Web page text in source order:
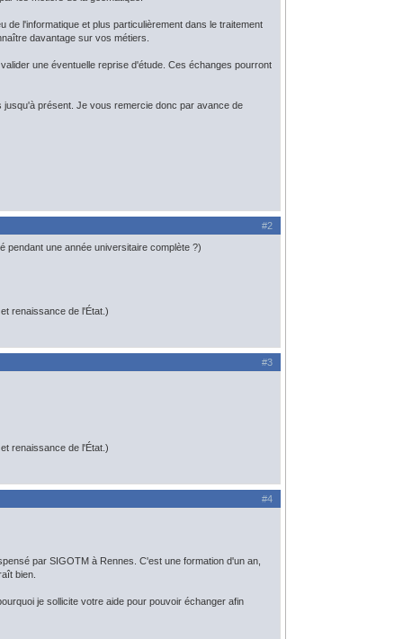
de l'informatique et plus particulièrement dans le traitement
davantage sur vos métiers.
une éventuelle reprise d'étude. Ces échanges pourront
présent. Je vous remercie donc par avance de
#2
pendant une année universitaire complète ?)
renaissance de l'État.)
#3
renaissance de l'État.)
#4
par SIGOTM à Rennes. C'est une formation d'un an,
bien.
je sollicite votre aide pour pouvoir échanger afin